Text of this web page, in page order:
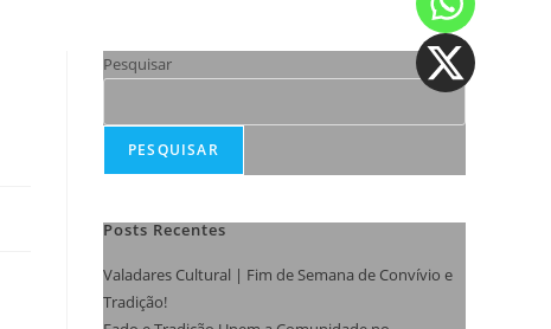
Pesquisar
PESQUISAR
Posts Recentes
Valadares Cultural | Fim de Semana de Convívio e
Tradição!